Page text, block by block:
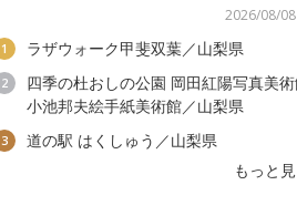
2026/08/
1 ラザウォーク甲斐双葉／山梨県
2
四季の杜おしの公園 岡田紅陽写真美術
小池邦夫絵手紙美術館／山梨県
3
道の駅 はくしゅう／山梨県
もっと